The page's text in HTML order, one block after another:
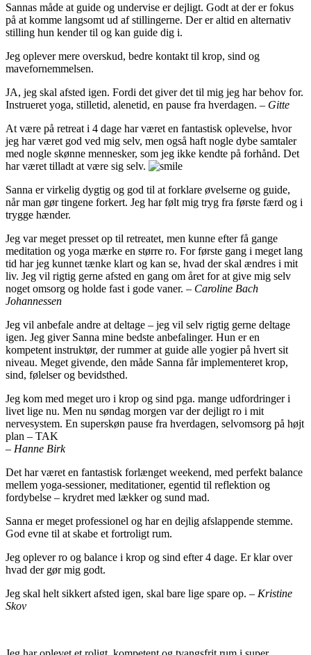
Sannas måde at guide og undervise er dejligt. Godt at der er fokus
på at komme langsomt ud af stillingerne. Der er altid en alternativ
stilling hun kender til og kan guide dig i.
Jeg oplever mere overskud, bedre kontakt til krop, sind og
mavefornemmelsen.
JA, jeg skal afsted igen. Fordi det giver det til mig jeg har behov for.
Instrueret yoga, stilletid, alenetid, en pause fra hverdagen. – Gitte
At være på retreat i 4 dage har været en fantastisk oplevelse, hvor
jeg har været god ved mig selv, men også haft nogle dybe samtaler
med nogle skønne mennesker, som jeg ikke kendte på forhånd. Det
har været tilladt at være sig selv.
Sanna er virkelig dygtig og god til at forklare øvelserne og guide,
når man gør tingene forkert. Jeg har følt mig tryg fra første færd og i
trygge hænder.
Jeg var meget presset op til retreatet, men kunne efter få gange
meditation og yoga mærke en større ro. For første gang i meget lang
tid har jeg kunnet tænke klart og kan se, hvad der skal ændres i mit
liv. Jeg vil rigtig gerne afsted en gang om året for at give mig selv
noget omsorg og holde fast i gode vaner. – Caroline Bach
Johannessen
Jeg vil anbefale andre at deltage – jeg vil selv rigtig gerne deltage
igen. Jeg giver Sanna mine bedste anbefalinger. Hun er en
kompetent instruktør, der rummer at guide alle yogier på hvert sit
niveau. Meget givende, den måde Sanna får implementeret krop,
sind, følelser og bevidsthed.
Jeg kom med meget uro i krop og sind pga. mange udfordringer i
livet lige nu. Men nu søndag morgen var der dejligt ro i mit
nervesystem. En superskøn pause fra hverdagen, selvomsorg på højt
plan – TAK
– Hanne Birk
Det har været en fantastisk forlænget weekend, med perfekt balance
mellem yoga-sessioner, meditationer, egentid til reflektion og
fordybelse – krydret med lækker og sund mad.
Sanna er meget professionel og har en dejlig afslappende stemme.
God evne til at skabe et fortroligt rum.
Jeg oplever ro og balance i krop og sind efter 4 dage. Er klar over
hvad der gør mig godt.
Jeg skal helt sikkert afsted igen, skal bare lige spare op. – Kristine
Skov